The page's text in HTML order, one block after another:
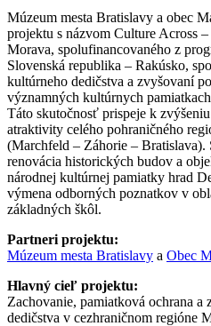
Múzeum mesta Bratislavy a obec
projektu s názvom Culture Across
Morava, spolufinancovaného z
Slovenská republika – Rakúsko,
kultúrneho dedičstva a zvyšovaní
významných kultúrnych
Táto skutočnosť prispeje k
atraktivity celého pohraničného
(Marchfeld – Záhorie – Bratislava).
renovácia historických budov a
národnej kultúrnej pamiatky hrad
výmena odborných poznatkov v
základných škôl.
Partneri projektu:
Múzeum mesta Bratislavy a Obec
Hlavný cieľ projektu:
Zachovanie, pamiatková ochrana a
dedičstva v cezhraničnom regióne